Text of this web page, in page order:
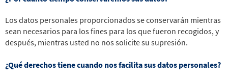
Los datos personales proporcionados se conservarán mientras
sean necesarios para los fines para los que fueron recogidos, y
después, mientras usted no nos solicite su supresión.
¿Qué derechos tiene cuando nos facilita sus datos personales?